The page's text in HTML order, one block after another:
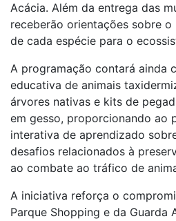
Acácia. Além da entrega das
receberão orientações sobre
de cada espécie para o
A programação contará ainda
educativa de animais
árvores nativas e kits de
em gesso, proporcionando ao
interativa de aprendizado
desafios relacionados à
ao combate ao tráfico de
A iniciativa reforça o
Parque Shopping e da Guarda